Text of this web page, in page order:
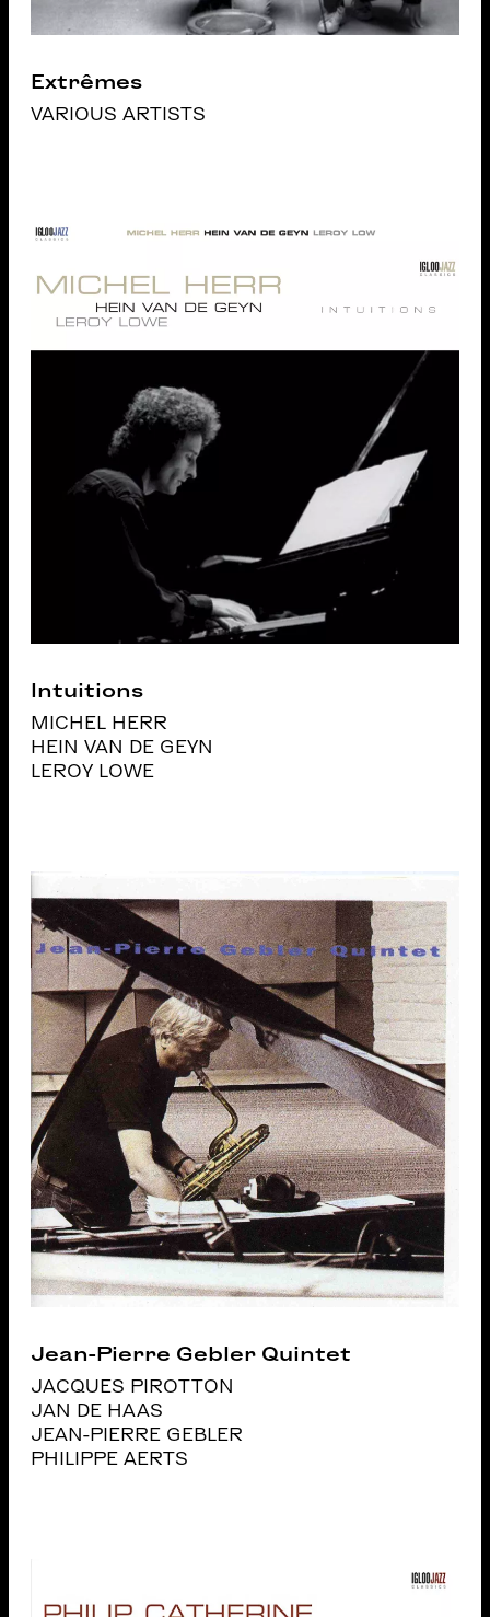
Extrêmes
VARIOUS ARTISTS
Intuitions
MICHEL HERR
HEIN VAN DE GEYN
LEROY LOWE
Jean-Pierre Gebler Quintet
JACQUES PIROTTON
JAN DE HAAS
JEAN-PIERRE GEBLER
PHILIPPE AERTS